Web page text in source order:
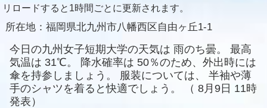
リロードすると1時間ごとに更新されます。
所在地： 福岡県北九州市八幡西区自由ヶ丘1-1
今日の九州女子短期大学の天気は 雨のち曇。
最高
気温は 31℃。 降水確率は 50％のため、外出時には
傘を持参しましょう。
服装については、
半袖や薄
手のシャツを着ると快適でしょう。
（ 8月9日 11時
発表）